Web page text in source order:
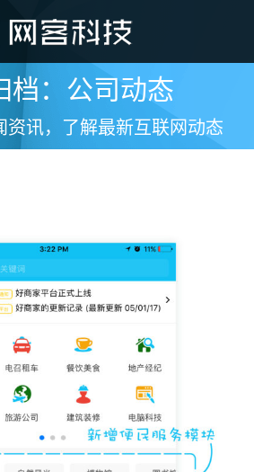
档：公司动态
资讯，了解最新互联网动态
您在这里：